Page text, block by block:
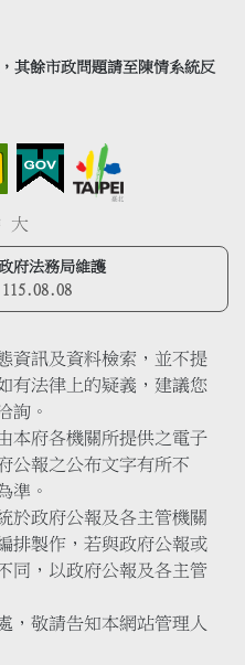
其餘市政問題請至陳情系統反
大
府法務局維護
115.08.08
資訊及資料檢索，並不提
有法律上的疑義，建議您
詢。
本府各機關所提供之電子
公報之公布文字有所不
準。
於政府公報及各主管機關
排製作，若與政府公報或
同，以政府公報及各主管
，敬請告知本網站管理人